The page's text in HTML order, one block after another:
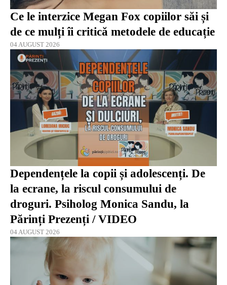
Ce le interzice Megan Fox copiilor săi și
de ce mulți îi critică metodele de educație
04 AUGUST 2026
Dependențele la copii și adolescenți. De
la ecrane, la riscul consumului de
droguri. Psiholog Monica Sandu, la
Părinți Prezenți / VIDEO
04 AUGUST 2026